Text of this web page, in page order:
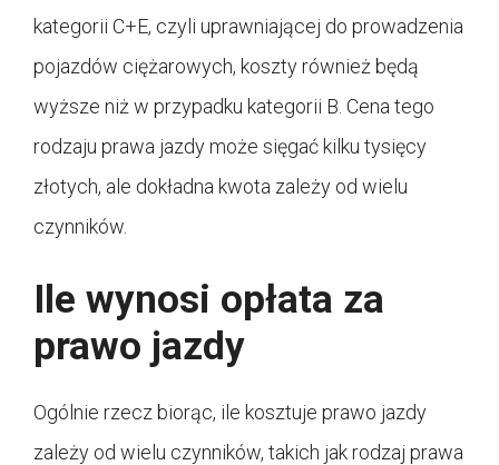
kategorii C+E, czyli uprawniającej do prowadzenia
pojazdów ciężarowych, koszty również będą
wyższe niż w przypadku kategorii B. Cena tego
rodzaju prawa jazdy może sięgać kilku tysięcy
złotych, ale dokładna kwota zależy od wielu
czynników.
Ile wynosi opłata za
prawo jazdy
Ogólnie rzecz biorąc, ile kosztuje prawo jazdy
zależy od wielu czynników, takich jak rodzaj prawa